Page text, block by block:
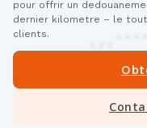
pour offrir un
dernier kilometre – le
clients.